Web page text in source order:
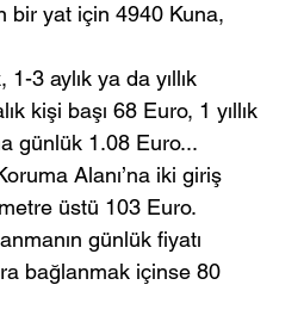
bir yat için 4940 Kuna,
3 aylık ya da yıllık
kişi başı 68 Euro, 1 yıllık
günlük 1.08 Euro...
Alanı’na iki giriş
üstü 103 Euro.
günlük fiyatı
bağlanmak içinse 80